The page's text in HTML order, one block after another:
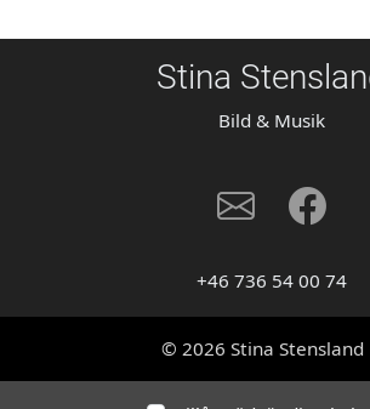
Stina
Bild & Musik
+46 736 54 00 74
© 2026 Stina Stensland